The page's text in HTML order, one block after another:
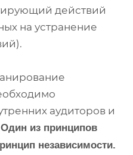
действий
на устранение
аудиторов и
Один из принципов
независимости.